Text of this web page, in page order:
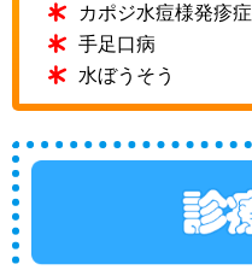
カポジ水痘様発疹症
手足口病
水ぼうそう